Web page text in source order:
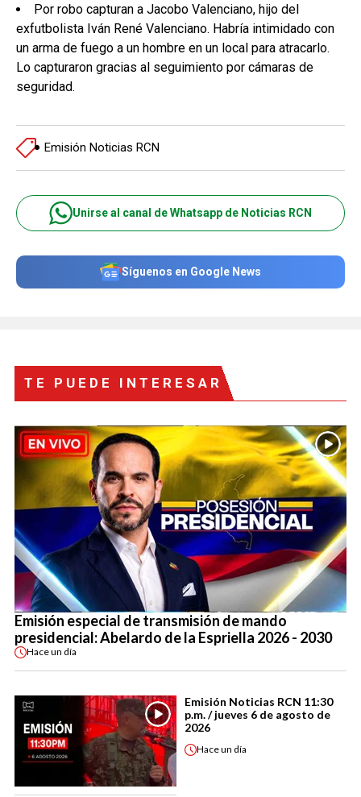
Por robo capturan a Jacobo Valenciano, hijo del
exfutbolista Iván René Valenciano. Habría intimidado con
un arma de fuego a un hombre en un local para atracarlo.
Lo capturaron gracias al seguimiento por cámaras de
seguridad.
Emisión Noticias RCN
Unirse al canal de Whatsapp de Noticias RCN
Síguenos en Google News
TE PUEDE INTERESAR
Emisión especial de transmisión de mando
presidencial: Abelardo de la Espriella 2026 - 2030
Haceun día
Emisión Noticias RCN 11:30
p.m. / jueves 6 de agosto de
2026
Haceun día